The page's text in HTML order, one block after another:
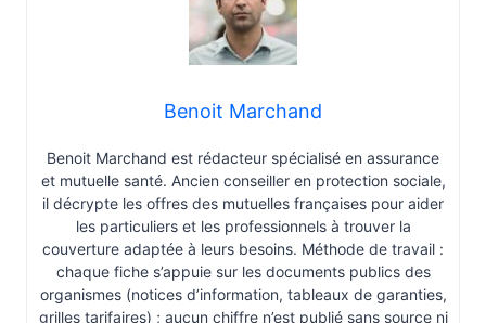
Benoit Marchand
Benoit Marchand est rédacteur spécialisé en assurance
et mutuelle santé. Ancien conseiller en protection sociale,
il décrypte les offres des mutuelles françaises pour aider
les particuliers et les professionnels à trouver la
couverture adaptée à leurs besoins. Méthode de travail :
chaque fiche s’appuie sur les documents publics des
organismes (notices d’information, tableaux de garanties,
grilles tarifaires) ; aucun chiffre n’est publié sans source ni